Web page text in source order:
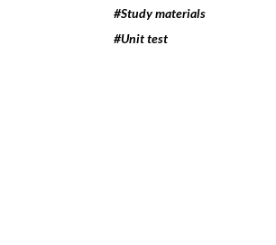
#Study materials
#Unit test